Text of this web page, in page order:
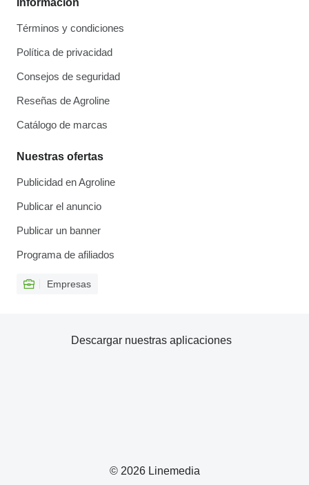
Información
Términos y condiciones
Política de privacidad
Consejos de seguridad
Reseñas de Agroline
Catálogo de marcas
Nuestras ofertas
Publicidad en Agroline
Publicar el anuncio
Publicar un banner
Programa de afiliados
Empresas
© 2026 Linemedia
Descargar nuestras aplicaciones